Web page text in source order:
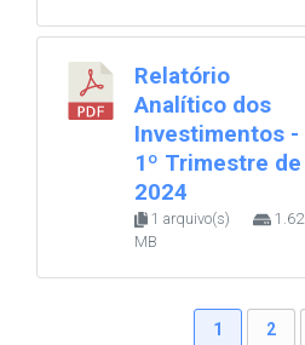
Relatório
Analítico dos
Investimentos -
1º Trimestre de
2024
1 arquivo(s)
1.62
MB
1 2